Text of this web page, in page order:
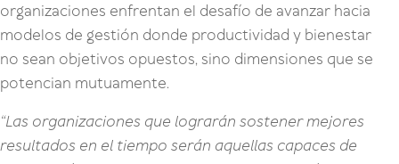
organizaciones enfrentan el desafío de avanzar hacia
modelos de gestión donde productividad y bienestar
no sean objetivos opuestos, sino dimensiones que se
potencian mutuamente.
“Las organizaciones que lograrán sostener mejores
resultados en el tiempo serán aquellas capaces de